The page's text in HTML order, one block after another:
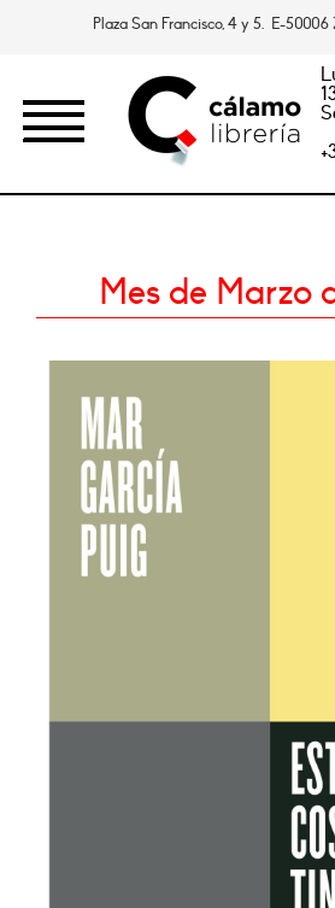
Plaza San Francisco, 4 y 5. E-50006
Mes de Marzo